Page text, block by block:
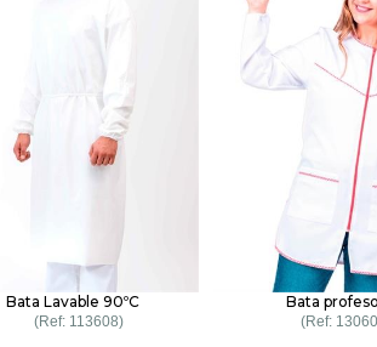
Bata Lavable 90ºC
113608
Bata